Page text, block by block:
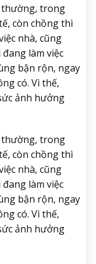
thường, trong
còn chồng thì
nhà, cũng
làm việc
bận rộn, ngay
có. Vì thế,
ảnh hưởng
thường, trong
còn chồng thì
nhà, cũng
làm việc
bận rộn, ngay
có. Vì thế,
ảnh hưởng